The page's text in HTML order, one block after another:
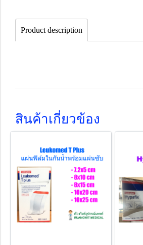
Product description
สินค้าเกี่ยวข้อง